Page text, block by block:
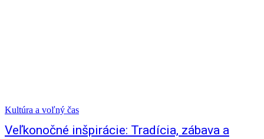
Kultúra a voľný čas
Veľkonočné inšpirácie: Tradícia, zábava a